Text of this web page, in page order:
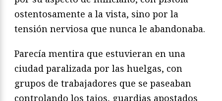
ostentosamente a la vista, sino por la
tensión nerviosa que nunca le abandonaba.
Parecía mentira que estuvieran en una
ciudad paralizada por las huelgas, con
grupos de trabajadores que se paseaban
controlando los tajos, guardias apostados